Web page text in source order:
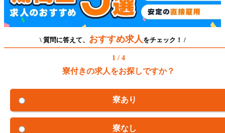
\ 質問に答えて、 おすすめ求人 をチェック！ /
1 / 4
寮付きの求人をお探しですか？
寮あり
寮なし